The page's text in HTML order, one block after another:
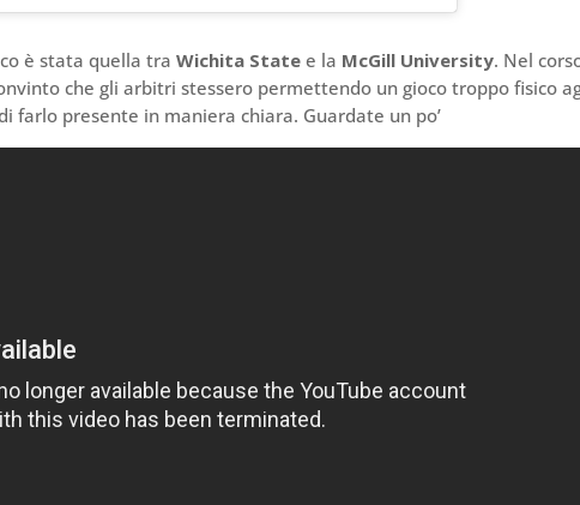
è stata quella traWichita State e la McGill University. Nel
che gli arbitri stessero permettendo un gioco troppo fisico
farlo presente in maniera chiara. Guardate un po’